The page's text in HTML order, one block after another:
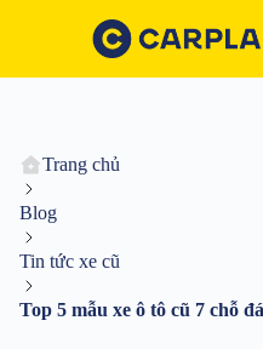
Trang chủ
Blog
Tin tức xe cũ
Top 5 mẫu xe ô tô cũ 7 chỗ